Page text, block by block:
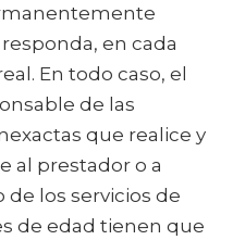
en cada
En todo caso, el
de las
que realice y
al prestador o a
de los servicios de
de edad tienen que